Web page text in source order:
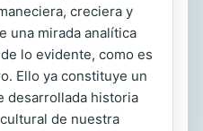
creciera y
una mirada analítica
lo evidente, como es
Ello ya constituye un
desarrollada historia
de nuestra